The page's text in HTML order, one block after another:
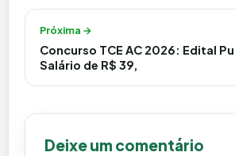
Próxima →
Concurso TCE AC 2026: Edital
Salário de R$ 39,
Deixe um comentário